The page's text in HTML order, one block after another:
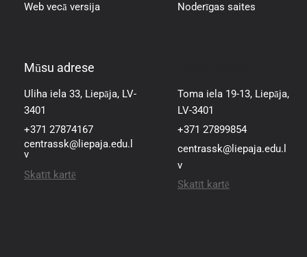
Web vecā versija
Noderīgas saites
Mūsu adrese
Uliha iela 33, Liepāja, LV-
3401
+371 27874167
centrassk@liepaja.edu.l
v
Skatīt kartē
Toma iela 19-13, Liepāja,
LV-3401
+371 27899854
centrassk@liepaja.edu.l
v
Skatīt kartē